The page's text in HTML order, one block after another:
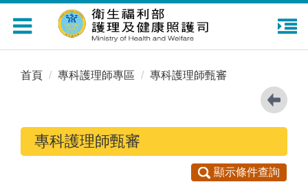
Toggle
navigation
首頁 專科護理師專區 專科護理師甄審
專科護理師甄審
顯示條件查詢